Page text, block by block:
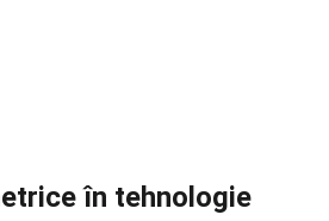
în tehnologie